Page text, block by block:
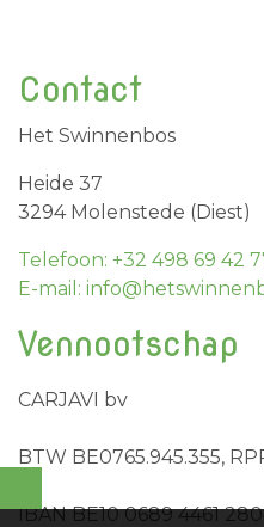
Contact
Het Swinnenbos
Heide 37
3294 Molenstede (Diest)
Telefoon: +32 498 69 42
E-mail:
Vennootschap
CARJAVI bv
BTW BE0765.945.355,
IBAN BE10 0689 4461